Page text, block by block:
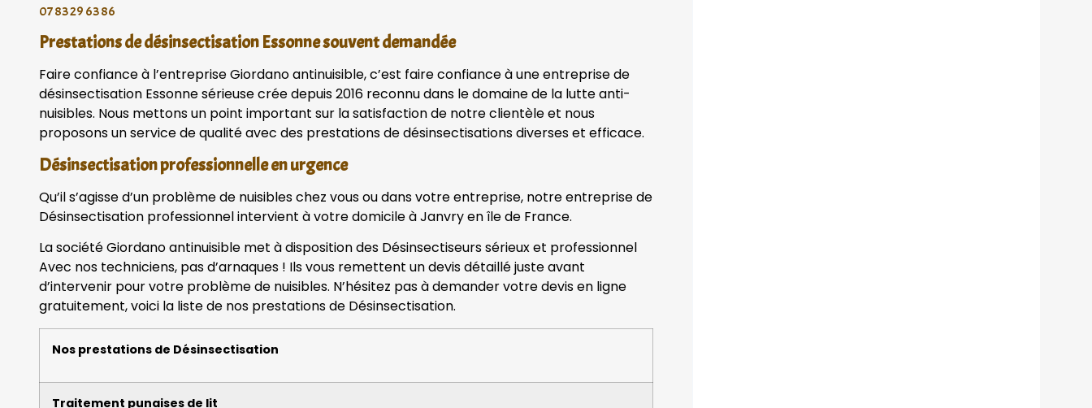
07 83 29 63 86
Prestations de désinsectisation Essonne souvent demandée
Faire confiance à l’entreprise Giordano antinuisible, c’est faire confiance à une entreprise de
désinsectisation Essonne sérieuse crée depuis 2016 reconnu dans le domaine de la lutte anti-
nuisibles. Nous mettons un point important sur la satisfaction de notre clientèle et nous
proposons un service de qualité avec des prestations de désinsectisations diverses et efficace.
Désinsectisation professionnelle en urgence
Qu’il s’agisse d’un problème de nuisibles chez vous ou dans votre entreprise, notre entreprise de
Désinsectisation professionnel intervient à votre domicile à Janvry en île de France.
La société Giordano antinuisible met à disposition des Désinsectiseurs sérieux et professionnel
Avec nos techniciens, pas d’arnaques ! Ils vous remettent un devis détaillé juste avant
d’intervenir pour votre problème de nuisibles. N’hésitez pas à demander votre devis en ligne
gratuitement, voici la liste de nos prestations de Désinsectisation.
Nos prestations de Désinsectisation
Traitement punaises de lit